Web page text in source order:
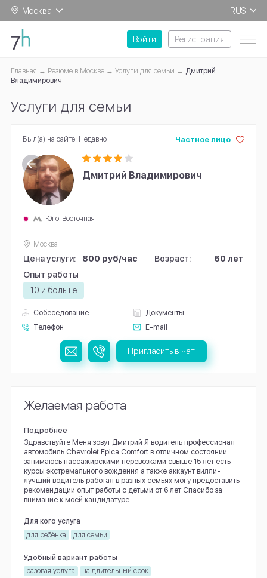
Москва
RUS
EN
Войти
Регистрация
Главная Резюме в Москве Услуги для семьи
Дмитрий
Владимирович
Услуги для семьи
Дмитрий Владимирович
Москва
Частное лицо
Юго-Восточная
Цена услуги: 800 руб/час Возраст:
60 лет
Опыт работы
10 и больше
Собеседование
Документы
Телефон
E-mail
Был(а) на сайте: Недавно
Пригласить в чат
Желаемая работа
Подробнее
Здравствуйте Меня зовут Дмитрий Я водитель профессионал
автомобиль Chevrolet Epica Comfort в отличном состоянии
занимаюсь пассажирскими перевозками свыше 15 лет есть
курсы экстремального вождения а также аккаунт вилли-
лучший водитель работал в разных семьях могу предоставить
рекомендации опыт работы с детьми от 6 лет Спасибо за
внимание к моей кандидатуре.
Для кого услуга
для ребёнка
для семьи
Удобный вариант работы
разовая услуга
на длительный срок
Услуги для семьи: Дмитрий
Услуги для семьи: Дмитрий
Услуги для семьи: Иван Евгеньевич